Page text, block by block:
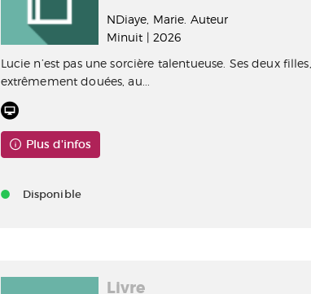
NDiaye, Marie. Auteur
Minuit | 2026
Lucie n’est pas une sorcière talentueuse. Ses deux
extrêmement douées, au...
Plus d'infos
Disponible
Livre